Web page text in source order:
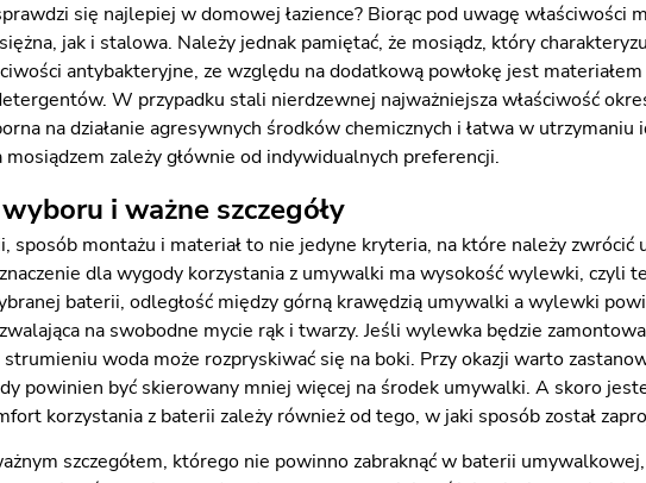
się najlepiej w domowej łazience? Biorąc pod uwagę właściwości
jak i stalowa. Należy jednak pamiętać, że mosiądz, który
antybakteryjne, ze względu na dodatkową powłokę jest
W przypadku stali nierdzewnej najważniejsza właściwość
na działanie agresywnych środków chemicznych i łatwa w
mosiądzem zależy głównie od indywidualnych preferencji.
i ważne szczegóły
sposób montażu i materiał to nie jedyne kryteria, na które należy
dla wygody korzystania z umywalki ma wysokość wylewki, czyli
baterii, odległość między górną krawędzią umywalki a wylewki
na swobodne mycie rąk i twarzy. Jeśli wylewka będzie
woda może rozpryskiwać się na boki. Przy okazji warto
powinien być skierowany mniej więcej na środek umywalki. A skoro
korzystania z baterii zależy również od tego, w jaki sposób został
szczegółem, którego nie powinno zabraknąć w baterii